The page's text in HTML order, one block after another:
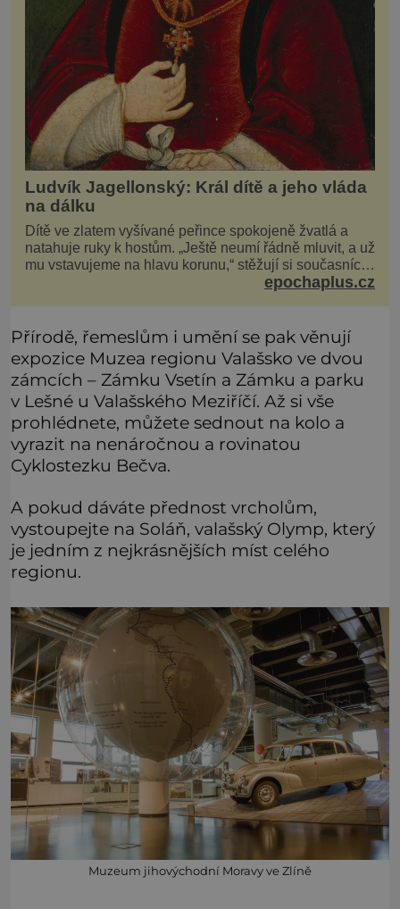
Ludvík Jagellonský: Král dítě a jeho vláda
na dálku
Dítě ve zlatem vyšívané peřince spokojeně žvatlá a
natahuje ruky k hostům. „Ještě neumí řádně mluvit, a už
mu vstavujeme na hlavu korunu,“ stěžují si současníci,
pro které je k neuvěření, že droboučký princ se dnes
epochaplus.cz
Přírodě, řemeslům i umění se pak věnují
expozice Muzea regionu Valašsko ve dvou
zámcích – Zámku Vsetín a Zámku a parku
v Lešné u Valašského Meziříčí. Až si vše
prohlédnete, můžete sednout na kolo a
vyrazit na nenáročnou a rovinatou
Cyklostezku Bečva.
A pokud dáváte přednost vrcholům,
vystoupejte na Soláň, valašský Olymp, který
je jedním z nejkrásnějších míst celého
regionu.
Muzeum jihovýchodní Moravy ve Zlíně